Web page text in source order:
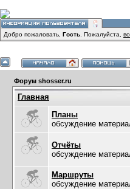
Добро пожаловать, Гость . Пожалуйста,
Форум shosser.ru
Главная
Планы
обсуждение
Отчёты
обсуждение
Маршруты
обсуждение